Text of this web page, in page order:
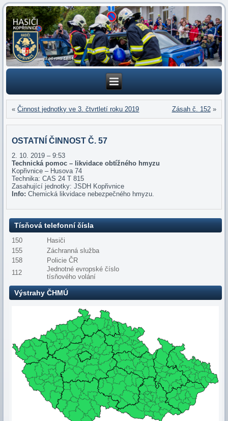
«Činnost jednotky ve 3. čtvrtletí roku 2019 Zásah č. 152»
OSTATNÍ ČINNOST Č. 57
2. 10. 2019 – 9:53
Technická pomoc – likvidace obtížného hmyzu
Kopřivnice – Husova 74
Technika: CAS 24 T 815
Zasahující jednotky: JSDH Kopřivnice
Info: Chemická likvidace nebezpečného hmyzu.
Tísňová telefonní čísla
150
Hasiči
155
Záchranná služba
158
Policie ČR
112
Jednotné evropské číslo
tísňového volání
Výstrahy ČHMÚ